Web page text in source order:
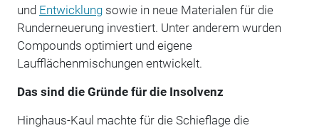
und Entwicklungsowie in neue Materialen für die
Runderneuerung investiert. Unter anderem wurden
Compounds optimiert und eigene
Laufflächenmischungen entwickelt.
Das sind die Gründe für die Insolvenz
Hinghaus-Kaul machte für die Schieflage die